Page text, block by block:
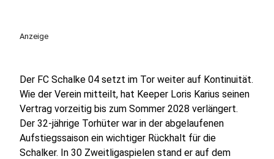
Anzeige
Der FC Schalke 04 setzt im Tor weiter auf Kontinuität.
Wie der Verein mitteilt, hat Keeper Loris Karius seinen
Vertrag vorzeitig bis zum Sommer 2028 verlängert.
Der 32-jährige Torhüter war in der abgelaufenen
Aufstiegssaison ein wichtiger Rückhalt für die
Schalker. In 30 Zweitligaspielen stand er auf dem